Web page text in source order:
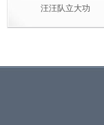
汪汪队立大功